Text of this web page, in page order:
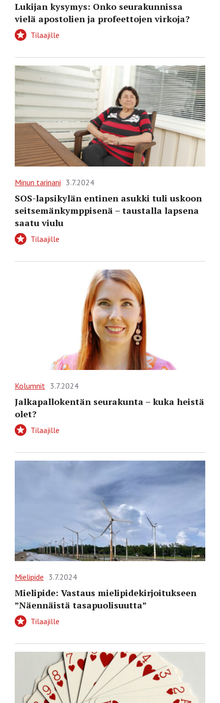
Lukijan kysymys: Onko seurakunnissa
vielä apostolien ja profeettojen virkoja?
Tilaajille
Minun tarinani 3.7.2024
SOS-lapsikylän entinen asukki tuli uskoon
seitsemänkymppisenä – taustalla lapsena
saatu viulu
Tilaajille
Kolumnit 3.7.2024
Jalkapallokentän seurakunta – kuka heistä
olet?
Tilaajille
Mielipide 3.7.2024
Mielipide: Vastaus mielipidekirjoitukseen
”Näennäistä tasapuolisuutta”
Tilaajille